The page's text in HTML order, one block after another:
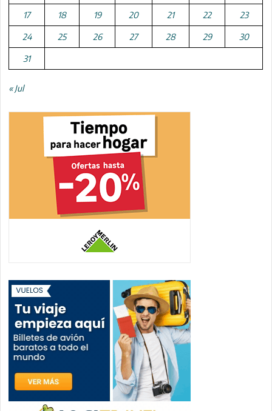
17 18 19 20 21 22 23
24 25 26 27 28 29 30
31
« Jul